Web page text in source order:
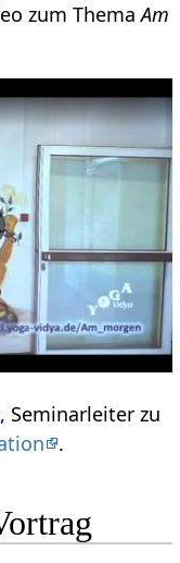
zum ThemaAm
, Seminarleiter zu
.